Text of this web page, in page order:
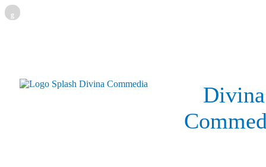
g
Divina